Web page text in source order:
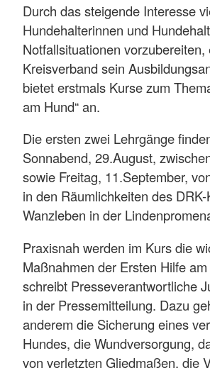
Durch das steigende Interesse
Hundehalterinnen und
Notfallsituationen
Kreisverband sein
bietet erstmals Kurse zum
am Hund“ an.
Die ersten zwei Lehrgänge
Sonnabend, 29.August,
sowie Freitag, 11.September,
in den Räumlichkeiten des
Wanzleben in der
Praxisnah werden im Kurs die
Maßnahmen der Ersten Hilfe
schreibt Presseverantwortliche
in der Pressemitteilung. Dazu
anderem die Sicherung eines
Hundes, die Wundversorgung,
von verletzten Gliedmaßen, die